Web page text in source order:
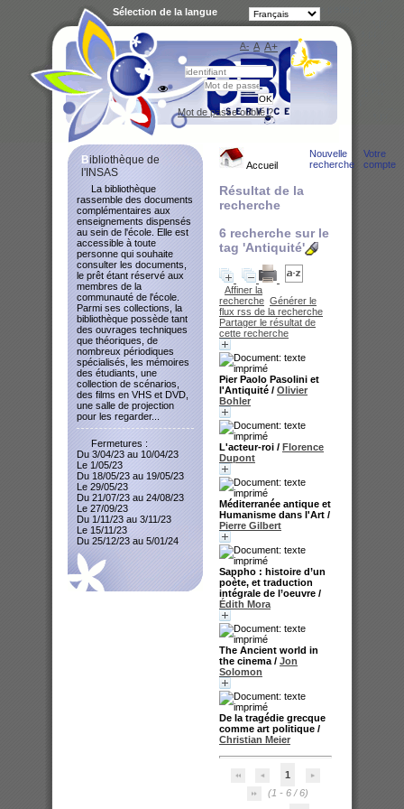
Accueil
Nouvelle
recherche
Votre
compte
Résultat de la
recherche
6 recherche sur le
tag 'Antiquité'
Affiner la
recherche Générer le
flux rss de la recherche
Partager le résultat de
cette recherche
Pier Paolo Pasolini et
l'Antiquité / Olivier
Bohler
L'acteur-roi / Florence
Dupont
Méditerranée antique et
Humanisme dans l'Art /
Pierre Gilbert
Sappho : histoire d’un
poète, et traduction
intégrale de l’oeuvre /
Édith Mora
The Ancient world in
the cinema / Jon
Solomon
De la tragédie grecque
comme art politique /
Christian Meier
1
(1 - 6 / 6)
Bibliothèque de
l'INSAS
La bibliothèque
rassemble des documents
complémentaires aux
enseignements dispensés
au sein de l'école. Elle est
accessible à toute
personne qui souhaite
consulter les documents,
le prêt étant réservé aux
membres de la
communauté de l'école.
Parmi ses collections, la
bibliothèque possède tant
des ouvrages techniques
que théoriques, de
nombreux périodiques
spécialisés, les mémoires
des étudiants, une
collection de scénarios,
des films en VHS et DVD,
une salle de projection
pour les regarder...
Fermetures :
Du 3/04/23 au 10/04/23
Le 1/05/23
Du 18/05/23 au 19/05/23
Le 29/05/23
Du 21/07/23 au 24/08/23
Le 27/09/23
Du 1/11/23 au 3/11/23
Le 15/11/23
Du 25/12/23 au 5/01/24
A- A A+
Sélection de la langue
Mot de passe oublié ?